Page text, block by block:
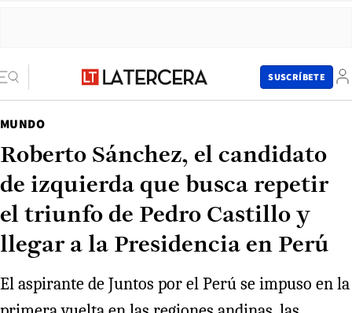
SUSCRÍBETE
MUNDO
Roberto Sánchez, el candidato
de izquierda que busca repetir
el triunfo de Pedro Castillo y
llegar a la Presidencia en Perú
El aspirante de Juntos por el Perú se impuso en la